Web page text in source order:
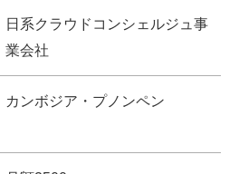
日系クラウドコンシェルジュ事
業会社
カンボジア・プノンペン